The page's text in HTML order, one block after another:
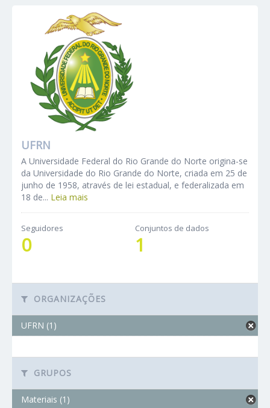
UFRN
A Universidade Federal do Rio Grande do Norte origina-se
da Universidade do Rio Grande do Norte, criada em 25 de
junho de 1958, através de lei estadual, e federalizada em
18 de... Leia mais
Seguidores
0
Conjuntos de dados
1
ORGANIZAÇÕES
UFRN (1)
GRUPOS
Materiais (1)